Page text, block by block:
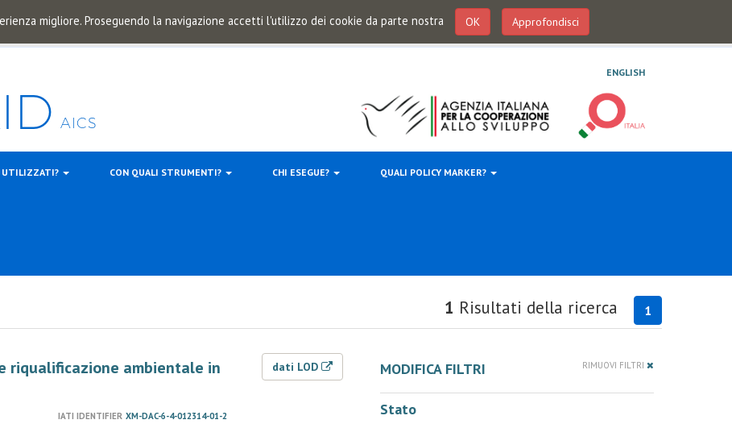
migliore. Proseguendo la navigazione accetti l'utilizzo dei cookie da parte nostra OK Approfondisci
ENGLISH
UTILIZZATI? CON QUALI STRUMENTI? CHI ESEGUE? QUALI POLICY MARKER?
1
1 Risultati della ricerca
riqualificazione ambientale in
dati LOD
IATI IDENTIFIER XM-DAC-6-4-012314-01-2
MODIFICA FILTRI RIMUOVI FILTRI
Stato